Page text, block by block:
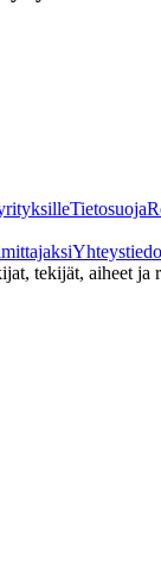
Tietosuoja
tekijät, aiheet ja